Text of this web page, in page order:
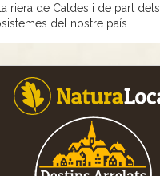
riera de Caldes i de part dels
del nostre país.